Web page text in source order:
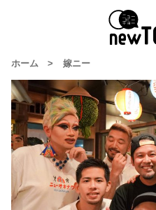
ホーム > 嫁ニー